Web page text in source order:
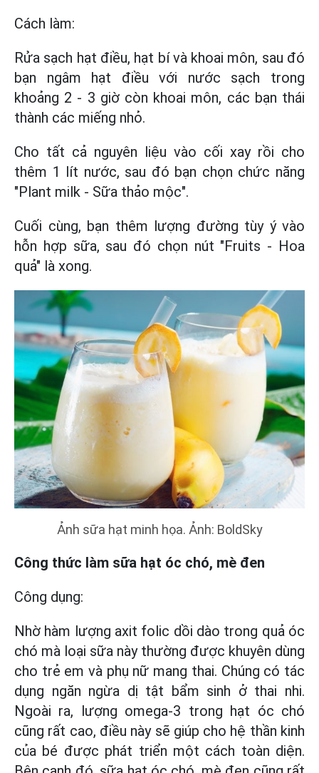
Cách làm:
Rửa sạch hạt điều, hạt bí và khoai môn, sau đó
bạn ngâm hạt điều với nước sạch trong
khoảng 2 - 3 giờ còn khoai môn, các bạn thái
thành các miếng nhỏ.
Cho tất cả nguyên liệu vào cối xay rồi cho
thêm 1 lít nước, sau đó bạn chọn chức năng
"Plant milk - Sữa thảo mộc".
Cuối cùng, bạn thêm lượng đường tùy ý vào
hỗn hợp sữa, sau đó chọn nút "Fruits - Hoa
quả" là xong.
Ảnh sữa hạt minh họa. Ảnh: BoldSky
Công thức làm sữa hạt óc chó, mè đen
Công dụng:
Nhờ hàm lượng axit folic dồi dào trong quả óc
chó mà loại sữa này thường được khuyên dùng
cho trẻ em và phụ nữ mang thai. Chúng có tác
dụng ngăn ngừa dị tật bẩm sinh ở thai nhi.
Ngoài ra, lượng omega-3 trong hạt óc chó
cũng rất cao, điều này sẽ giúp cho hệ thần kinh
của bé được phát triển một cách toàn diện.